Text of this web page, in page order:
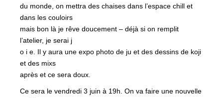
du monde, on mettra des chaises dans l’espace chill et
dans les couloirs
mais bon là je rêve doucement – déjà si on remplit
l’atelier, je serai j
o i e. Il y aura une expo photo de ju et des dessins de koji
et des mixs
après et ce sera doux.
Ce sera le vendredi 3 juin à 19h. On va faire une nouvelle